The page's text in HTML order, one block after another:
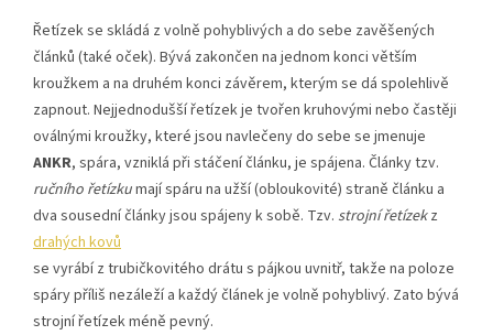
Řetízek se skládá z volně pohyblivých a do sebe zavěšených
článků (také oček). Bývá zakončen na jednom konci větším
kroužkem a na druhém konci závěrem, kterým se dá spolehlivě
zapnout. Nejjednodušší řetízek je tvořen kruhovými nebo častěji
oválnými kroužky, které jsou navlečeny do sebe se jmenuje
ANKR, spára, vzniklá při stáčení článku, je spájena. Články tzv.
ručního řetízkumají spáru na užší (obloukovité) straně článku a
dva sousední články jsou spájeny k sobě. Tzv. strojní řetízekz
drahých kovů
se vyrábí z trubičkovitého drátu s pájkou uvnitř, takže na poloze
spáry příliš nezáleží a každý článek je volně pohyblivý. Zato bývá
strojní řetízek méně pevný.